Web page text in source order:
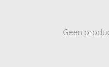
Geen